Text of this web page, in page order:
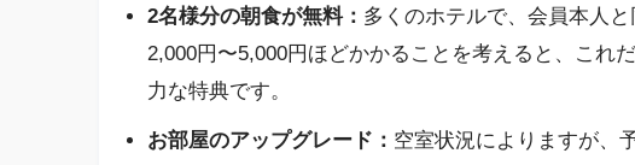
2名様分の朝食が無料： 多くのホテルで、会員本人
2,000円〜5,000円ほどかかることを考えると、これ
力な特典です。
お部屋のアップグレード： 空室状況によりますが、